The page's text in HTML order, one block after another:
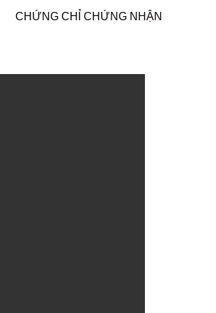
CHỨNG CHỈ CHỨNG NHẬN